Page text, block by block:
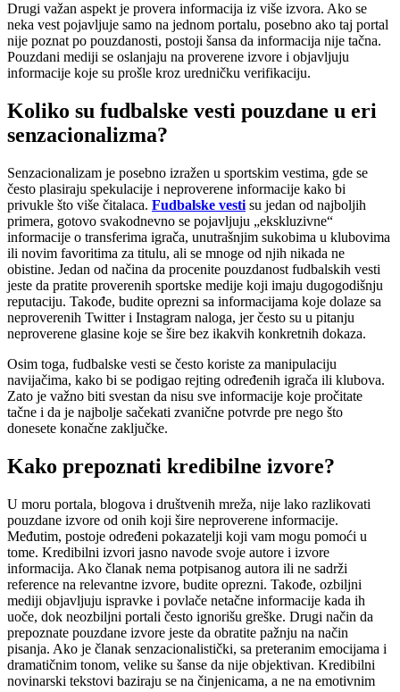
Drugi važan aspekt je provera informacija iz više izvora. Ako se
neka vest pojavljuje samo na jednom portalu, posebno ako taj portal
nije poznat po pouzdanosti, postoji šansa da informacija nije tačna.
Pouzdani mediji se oslanjaju na proverene izvore i objavljuju
informacije koje su prošle kroz uredničku verifikaciju.
Koliko su fudbalske vesti pouzdane u eri
senzacionalizma?
Senzacionalizam je posebno izražen u sportskim vestima, gde se
često plasiraju spekulacije i neproverene informacije kako bi
privukle što više čitalaca. Fudbalske vesti su jedan od najboljih
primera, gotovo svakodnevno se pojavljuju „ekskluzivne“
informacije o transferima igrača, unutrašnjim sukobima u klubovima
ili novim favoritima za titulu, ali se mnoge od njih nikada ne
obistine. Jedan od načina da procenite pouzdanost fudbalskih vesti
jeste da pratite proverenih sportske medije koji imaju dugogodišnju
reputaciju. Takođe, budite oprezni sa informacijama koje dolaze sa
neproverenih Twitter i Instagram naloga, jer često su u pitanju
neproverene glasine koje se šire bez ikakvih konkretnih dokaza.
Osim toga, fudbalske vesti se često koriste za manipulaciju
navijačima, kako bi se podigao rejting određenih igrača ili klubova.
Zato je važno biti svestan da nisu sve informacije koje pročitate
tačne i da je najbolje sačekati zvanične potvrde pre nego što
donesete konačne zaključke.
Kako prepoznati kredibilne izvore?
U moru portala, blogova i društvenih mreža, nije lako razlikovati
pouzdane izvore od onih koji šire neproverene informacije.
Međutim, postoje određeni pokazatelji koji vam mogu pomoći u
tome. Kredibilni izvori jasno navode svoje autore i izvore
informacija. Ako članak nema potpisanog autora ili ne sadrži
reference na relevantne izvore, budite oprezni. Takođe, ozbiljni
mediji objavljuju ispravke i povlače netačne informacije kada ih
uoče, dok neozbiljni portali često ignorišu greške. Drugi način da
prepoznate pouzdane izvore jeste da obratite pažnju na način
pisanja. Ako je članak senzacionalistički, sa preteranim emocijama i
dramatičnim tonom, velike su šanse da nije objektivan. Kredibilni
novinarski tekstovi baziraju se na činjenicama, a ne na emotivnim